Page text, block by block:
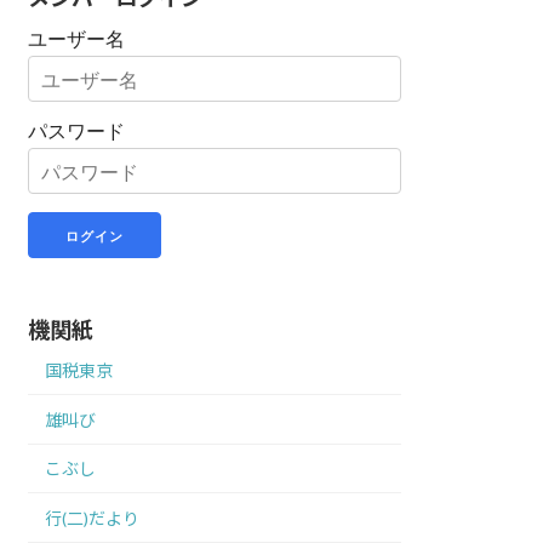
ユーザー名
パスワード
機関紙
国税東京
雄叫び
こぶし
行(二)だより